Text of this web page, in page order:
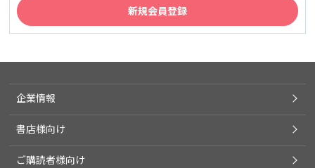
企業情報
書店様向け
ご購読者様向け